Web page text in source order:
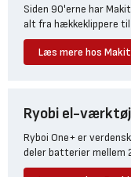
Siden 90'erne har
alt fra hækkeklippere
Læs mere hos
Ryobi el-værktøj
Ryboi One+ er
deler batterier mellem